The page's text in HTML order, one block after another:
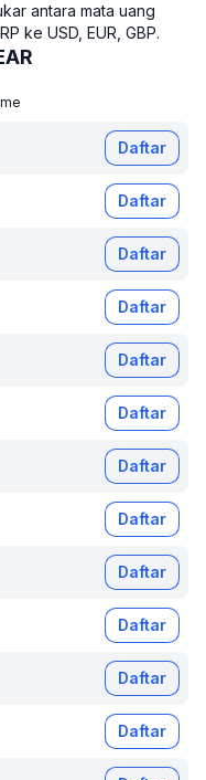
antara mata uang
ke USD, EUR, GBP.
Daftar
Daftar
Daftar
Daftar
Daftar
Daftar
Daftar
Daftar
Daftar
Daftar
Daftar
Daftar